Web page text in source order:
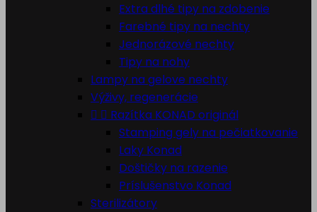
Extra dlhé tipy na zdobenie
Farebné tipy na nechty
Jednorázové nechty
Tipy na nohy
Lampy na gelove nechty
Výživy, regenerácie
  Razítka KONAD originál
Stamping gely na pečiatkovanie
Laky Konad
Doštičky na razenie
Príslušenstvo Konad
Sterilizátory